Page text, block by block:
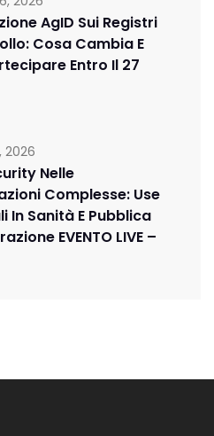
AgID Sui Registri
Cosa Cambia E
Entro Il 27
2026
Nelle
Complesse: Use
In Sanità E Pubblica
EVENTO LIVE –